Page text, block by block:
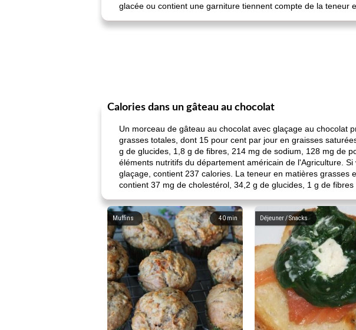
glacée ou contient une garniture tiennent compte de la teneur
Calories dans un gâteau au chocolat
Un morceau de gâteau au chocolat avec glaçage au chocolat
grasses totales, dont 15 pour cent par jour en graisses
g de glucides, 1,8 g de fibres, 214 mg de sodium, 128 mg de
éléments nutritifs du département américain de l'Agriculture.
glaçage, contient 237 calories. La teneur en matières
contient 37 mg de cholestérol, 34,2 g de glucides, 1 g de
40 min
Muffins Déjeuner / Snacks